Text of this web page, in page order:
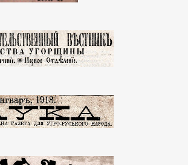
“Душпастырь”, за 1936 г.
№1-2 – офиціяльный
орган Епархіи
26.12.2015